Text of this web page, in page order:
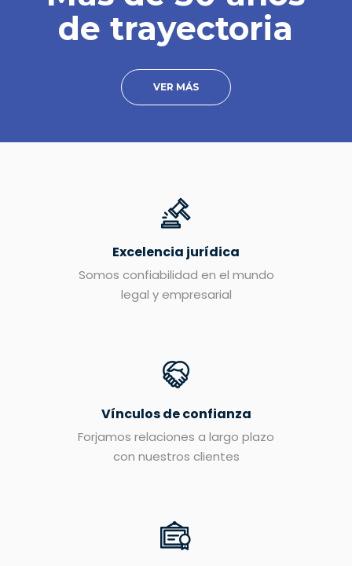
VER MÁS
de trayectoria
Excelencia jurídica
Somos confiabilidad en el mundo
legal y empresarial
Vínculos de confianza
Forjamos relaciones a largo plazo
con nuestros clientes